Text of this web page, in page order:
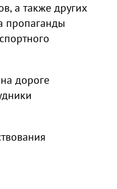
а также других
пропаганды
дороге